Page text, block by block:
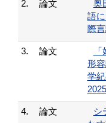
2. 論文
奥
語
際
3. 論文
形
学
4. 論文
シ